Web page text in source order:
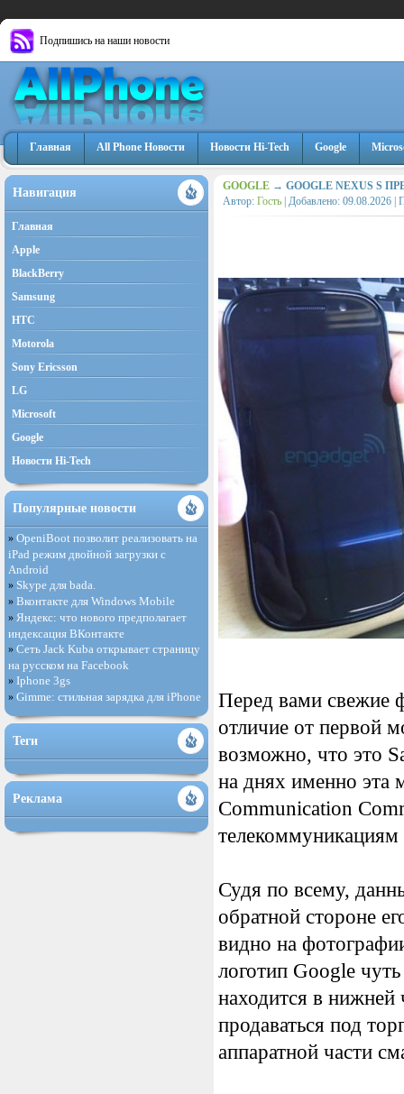
Подпишись на наши новости
Главная All Phone Новости Новости Hi-Tech Google
GOOGLE → GOOGLE NEXUS S
Автор: Гость | Добавлено: 09.08.2026 |
Перед вами свежие
отличие от первой
возможно, что это
на днях именно эта
Communication
Судя по всему,
обратной стороне
видно на
логотип Google
находится в нижней
продаваться под
аппаратной части
Навигация
Главная
Apple
BlackBerry
Samsung
HTC
Motorola
Sony Ericsson
LG
Microsoft
Google
Новости Hi-Tech
Популярные новости
» OpeniBoot позволит реализовать на
iPad режим двойной загрузки с
Android
» Skype для bada.
» Вконтакте для Windows Mobile
» Яндекс: что нового предполагает
индексация ВКонтакте
» Сеть Jack Kuba открывает страницу
на русском на Facebook
» Iphone 3gs
» Gimme: стильная зарядка для iPhone
Теги
Реклама